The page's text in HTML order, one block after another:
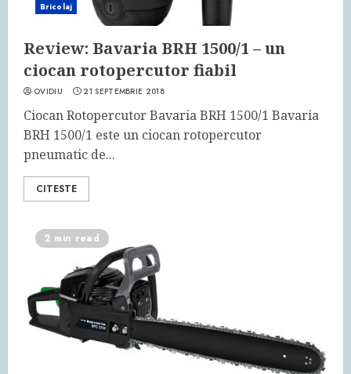
Bricolaj
Review: Bavaria BRH 1500/1 – un
ciocan rotopercutor fiabil
OVIDIU 21 SEPTEMBRIE 2018
Ciocan Rotopercutor Bavaria BRH 1500/1 Bavaria
BRH 1500/1 este un ciocan rotopercutor
pneumatic de...
CITESTE
2 min read